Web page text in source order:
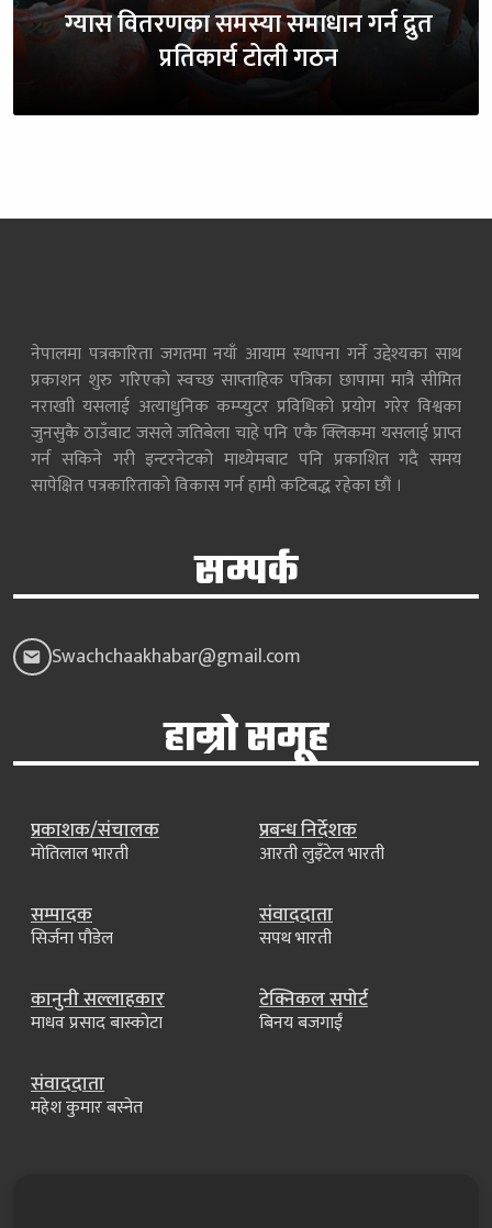
ग्यास वितरणका समस्या समाधान गर्न द्रुत
प्रतिकार्य टोली गठन
नेपालमा पत्रकारिता जगतमा नयाँ आयाम स्थापना गर्ने उद्देश्यका साथ
प्रकाशन शुरु गरिएको स्वच्छ साप्ताहिक पत्रिका छापामा मात्रै सीमित
नराखाी यसलाई अत्याधुनिक कम्प्युटर प्रविधिको प्रयोग गरेर विश्वका
जुनसुकै ठाउँबाट जसले जतिबेला चाहे पनि एकै क्लिकमा यसलाई प्राप्त
गर्न सकिने गरी इन्टरनेटको माध्येमबाट पनि प्रकाशित गदै समय
सापेक्षित पत्रकारिताको विकास गर्न हामी कटिबद्ध रहेका छौं ।
सम्पर्क
Swachchaakhabar@gmail.com
हाम्रो समूह
प्रकाशक/संचालक
मोतिलाल भारती
प्रबन्ध निर्देशक
आरती लुइँटेल भारती
सम्पादक
सिर्जना पौडेल
संवाददाता
सपथ भारती
कानुनी सल्लाहकार
माधव प्रसाद बास्कोटा
टेक्निकल सपोर्ट
बिनय बजगाईं
संवाददाता
महेश कुमार बस्नेत